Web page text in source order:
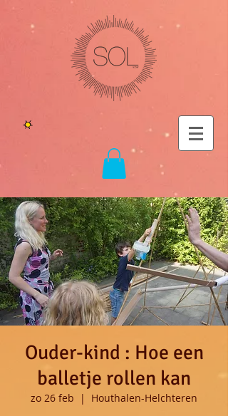
Ouder-kind : Hoe een
balletje rollen kan
zo 26 feb
  |
Houthalen-Helchteren